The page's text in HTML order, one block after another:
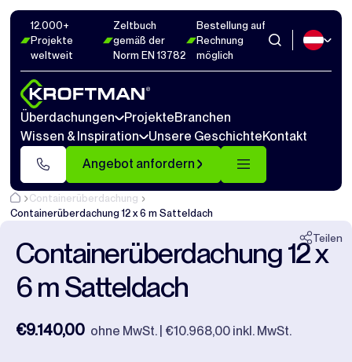
12.000+
Projekte
weltweit
Zeltbuch
gemäß der
Norm EN 13782
Bestellung auf
Rechnung
möglich
Überdachungen ProjekteBranchen
Wissen & Inspiration
Unsere GeschichteKontakt
Angebot anfordern
Containerüberdachung
Containerüberdachung 12 x 6 m Satteldach
Teilen
Containerüberdachung 12 x
6 m Satteldach
€9.140,00 ohne MwSt. | €10.968,00 inkl. MwSt.
Fotos Abmaße1 Videos
Schließen